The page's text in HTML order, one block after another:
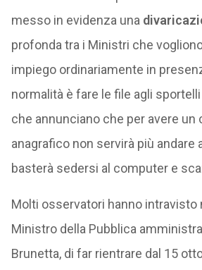
messo in evidenza una
profonda tra i Ministri che
impiego ordinariamente in
normalità è fare le file agli
che annunciano che per avere un
anagrafico non servirà più andare
basterà sedersi al computer e
Molti osservatori hanno intravisto
Ministro della Pubblica
Brunetta, di far rientrare dal 15